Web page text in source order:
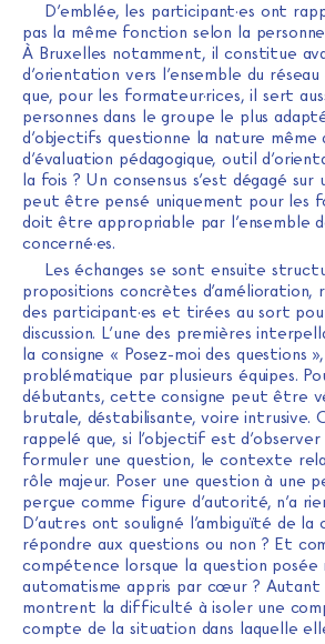
D’emblée, les participant·es ont
pas la même fonction selon la
À Bruxelles notamment, il constitue
d’orientation vers l’ensemble du
que, pour les formateur·rices, il sert
personnes dans le groupe le plus
d’objectifs questionne la nature
d’évaluation pédagogique, outil
la fois ? Un consensus s’est dégagé
peut être pensé uniquement pour les
doit être appropriable par l’ensemble
concerné·es.
Les échanges se sont ensuite
propositions concrètes d’amélioration,
des participant·es et tirées au sort
discussion. L’une des premières
la consigne « Posez-moi des questions
problématique par plusieurs équipes.
débutants, cette consigne peut être
brutale, déstabilisante, voire intrusive.
rappelé que, si l’objectif est
formuler une question, le contexte
rôle majeur. Poser une question à une
perçue comme figure d’autorité, n’a
D’autres ont souligné l’ambiguïté de la
répondre aux questions ou non ? Et
compétence lorsque la question posée
automatisme appris par cœur ? Autant
montrent la difficulté à isoler une
compte de la situation dans laquelle